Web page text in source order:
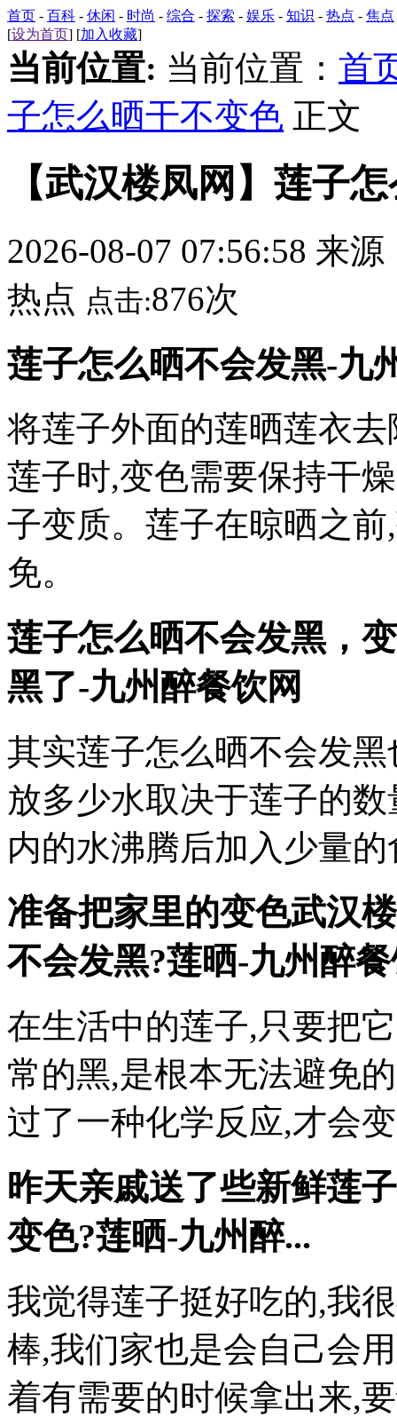
首页 - 百科 - 休闲 - 时尚 - 综合 - 探索 - 娱乐 - 知识 - 热点 - 焦点
[设为首页] [加入收藏]
当前位置: 当前位置： 首
子怎么晒干不变色 正文
【武汉楼凤网】莲子
2026-08-07 07:56:58 来源
热点 点击:876次
莲子怎么晒不会发黑-九
将莲子外面的莲晒莲衣
莲子时,变色需要保持干
子变质。莲子在晾晒之
免。
莲子怎么晒不会发黑，
黑了-九州醉餐饮网
其实莲子怎么晒不会发
放多少水取决于莲子的
内的水沸腾后加入少量
准备把家里的变色武汉
不会发黑?莲晒-九州醉
在生活中的莲子,只要把
常的黑,是根本无法避免
过了一种化学反应,才会
昨天亲戚送了些新鲜莲
变色?莲晒-九州醉...
我觉得莲子挺好吃的,我
棒,我们家也是会自己会
着有需要的时候拿出来,